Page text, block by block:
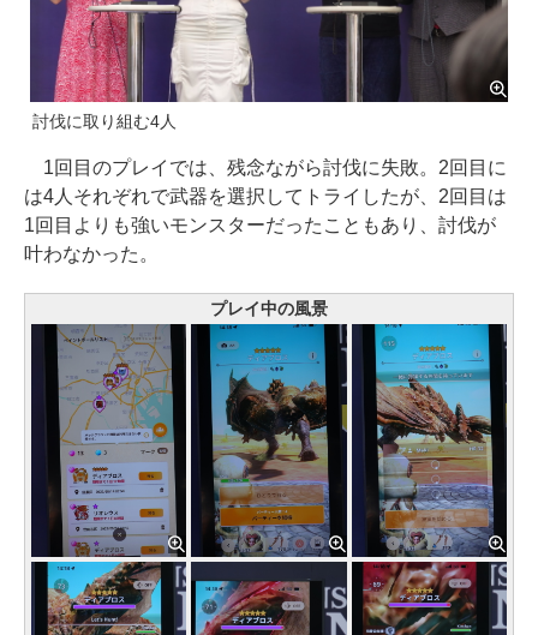
討伐に取り組む4人
1回目のプレイでは、残念ながら討伐に失敗。2回目に
は4人それぞれで武器を選択してトライしたが、2回目は
1回目よりも強いモンスターだったこともあり、討伐が
叶わなかった。
プレイ中の風景